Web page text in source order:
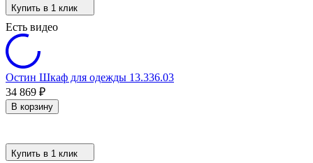
Купить в 1 клик
Есть видео
Остин Шкаф для одежды 13.336.03
34 869 ₽
В корзину
Купить в 1 клик